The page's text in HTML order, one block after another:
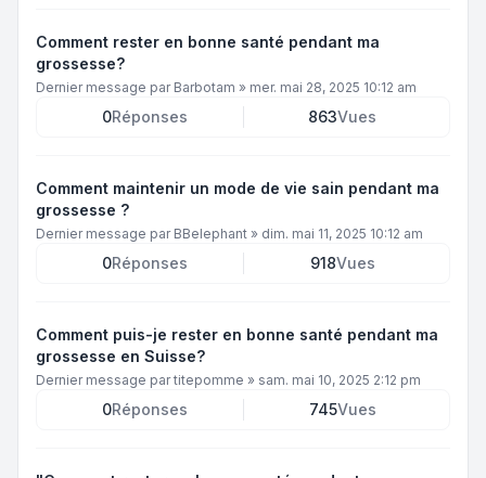
Comment rester en bonne santé pendant ma
grossesse?
Dernier message par Barbotam » mer. mai 28, 2025 10:12 am
0Réponses 863Vues
Comment maintenir un mode de vie sain pendant ma
grossesse ?
Dernier message par BBelephant » dim. mai 11, 2025 10:12 am
0Réponses 918Vues
Comment puis-je rester en bonne santé pendant ma
grossesse en Suisse?
Dernier message partitepomme » sam. mai 10, 2025 2:12 pm
0Réponses 745Vues